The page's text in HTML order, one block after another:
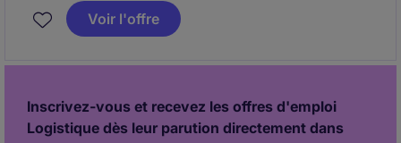
développer notre activité auprès d'une clientèle
industrielle et collectivités sur le quart Sud-Ouest.
Voir l'offre
Inscrivez-vous et recevez les offres d'emploi
Logistique dès leur parution directement dans